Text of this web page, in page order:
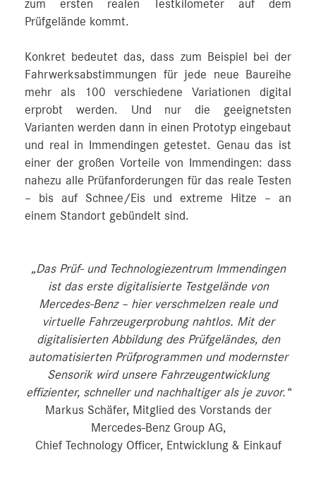
zum ersten realen Testkilometer auf dem
Prüfgelände kommt.
Konkret bedeutet das, dass zum Beispiel bei der
Fahrwerksabstimmungen für jede neue Baureihe
mehr als 100 verschiedene Variationen digital
erprobt werden. Und nur die geeignetsten
Varianten werden dann in einen Prototyp eingebaut
und real in Immendingen getestet. Genau das ist
einer der großen Vorteile von Immendingen: dass
nahezu alle Prüfanforderungen für das reale Testen
– bis auf Schnee/Eis und extreme Hitze – an
einem Standort gebündelt sind.
„Das Prüf- und Technologiezentrum Immendingen
ist das erste digitalisierte Testgelände von
Mercedes‑Benz – hier verschmelzen reale und
virtuelle Fahrzeugerprobung nahtlos. Mit der
digitalisierten Abbildung des Prüfgeländes, den
automatisierten Prüfprogrammen und modernster
Sensorik wird unsere Fahrzeugentwicklung
effizienter, schneller und nachhaltiger als je zuvor.“
Markus Schäfer, Mitglied des Vorstands der
Mercedes-Benz Group AG,
Chief Technology Officer, Entwicklung & Einkauf